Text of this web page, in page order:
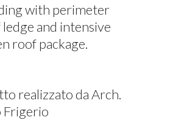
with perimeter
and intensive
roof package.
realizzato da Arch.
Frigerio